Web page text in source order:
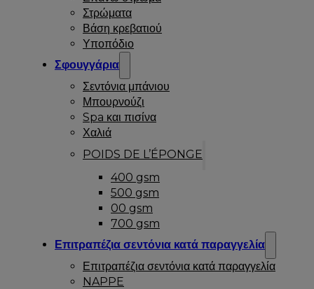
Στρώματα
Βάση κρεβατιού
Υποπόδιο
Σφουγγάρια
Σεντόνια μπάνιου
Μπουρνούζι
Spa και πισίνα
Χαλιά
POIDS DE L’ÉPONGE
400 gsm
500 gsm
00 gsm
700 gsm
Επιτραπέζια σεντόνια κατά παραγγελία
Επιτραπέζια σεντόνια κατά παραγγελία
NAPPE